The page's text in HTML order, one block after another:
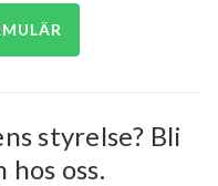
styrelse? Bli
oss.